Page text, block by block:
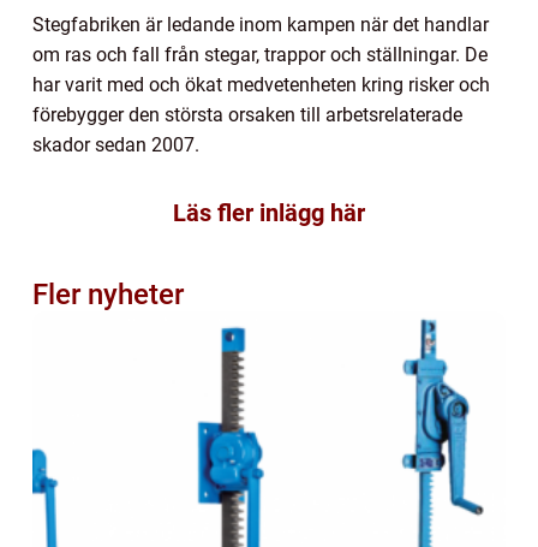
Stegfabriken är ledande inom kampen när det handlar
om ras och fall från stegar, trappor och ställningar. De
har varit med och ökat medvetenheten kring risker och
förebygger den största orsaken till arbetsrelaterade
skador sedan 2007.
Läs fler inlägg här
Fler nyheter